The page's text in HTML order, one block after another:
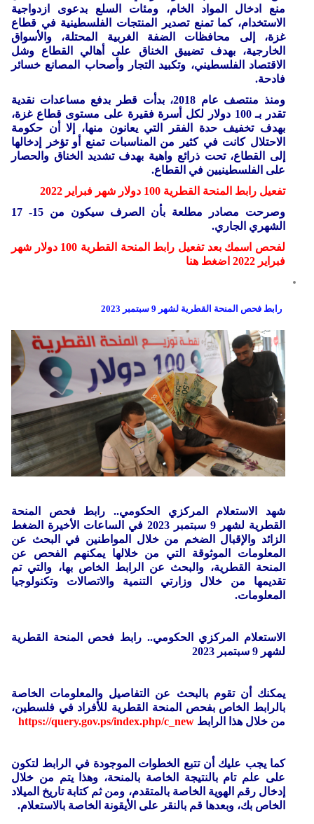
منع ادخال المواد الخام، ومئات السلع بدعوى ازدواجية
الاستخدام، كما تمنع تصدير المنتجات الفلسطينية في قطاع
غزة، إلى محافظات الضفة الغربية المحتلة، والأسواق
الخارجية، بهدف تضييق الخناق على أهالي القطاع وشل
الاقتصاد الفلسطيني، وتكبيد التجار وأصحاب المصانع خسائر
فادحة.
ومنذ منتصف عام 2018، بدأت قطر بدفع مساعدات نقدية
تقدر بـ 100 دولار لكل أسرة فقيرة على مستوى قطاع غزة،
بهدف تخفيف حدة الفقر التي يعانون منها، إلا أن حكومة
الاحتلال كانت في كثير من المناسبات تمنع أو تؤخر إدخالها
إلى القطاع، تحت ذرائع واهية بهدف تشديد الخناق والحصار
على الفلسطينيين في القطاع.
تفعيل رابط المنحة القطرية 100 دولار شهر فبراير 2022
وصرحت مصادر مطلعة بأن الصرف سيكون من 15- 17
الشهري الجاري.
لفحص اسمك بعد تفعيل رابط المنحة القطرية 100 دولار شهر
فبراير 2022 اضغط هنا
رابط فحص المنحة القطرية لشهر 9 سبتمبر 2023
شهد الاستعلام المركزي الحكومي.. رابط فحص المنحة
القطرية لشهر 9 سبتمبر 2023 في الساعات الأخيرة الضغط
الزائد والإقبال الضخم من خلال المواطنين في البحث عن
المعلومات الموثوقة التي من خلالها يمكنهم الفحص عن
المنحة القطرية، والبحث عن الرابط الخاص بها، والتي تم
تقديمها من خلال وزارتي التنمية والاتصالات وتكنولوجيا
المعلومات.
الاستعلام المركزي الحكومي.. رابط فحص المنحة القطرية
لشهر 9 سبتمبر 2023
يمكنك أن تقوم بالبحث عن التفاصيل والمعلومات الخاصة
بالرابط الخاص بفحص المنحة القطرية للأفراد في فلسطين،
من خلال هذا الرابط https://query.gov.ps/index.php/c_new
كما يجب عليك أن تتبع الخطوات الموجودة في الرابط لتكون
على علم تام بالنتيجة الخاصة بالمنحة، وهذا يتم من خلال
إدخال رقم الهوية الخاصة بالمتقدم، ومن ثم كتابة تاريخ الميلاد
الخاص بك، وبعدها قم بالنقر على الأيقونة الخاصة بالاستعلام.